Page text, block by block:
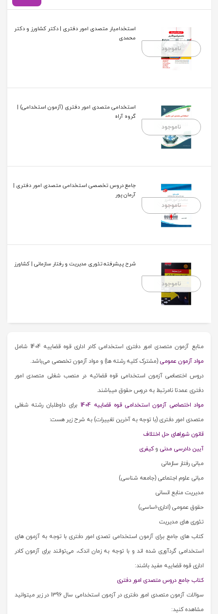
ناموجود
استخدامیار متصدی امور دفتری | دکتر کشاورز و دکتر
محمدی
ناموجود
استخدامی متصدی امور دفتری (آزمون استخدامی) |
گروه آراه
ناموجود
جامع دروس تخصصی استخدامی متصدی امور دفتری |
آرمان پور
ناموجود
شرح پیشرفته تئوری مدیریت و رفتار سازمانی | کشاورز
منابع آزمون متصدی امور دفتری استخدامی کادر اداری قوه قضاییه 1404 شامل
مواد آزمون عمومی (مشترک کلیه رشته ها) و مواد آزمون تخصصی می‌باشد.
دروس اختصاصی آزمون استخدامی قوه قضائیه در منصب شغلی متصدی امور
دفتری عمدتا نامرتبط به دروس حقوق می‎باشند.
مواد اختصاصی آزمون استخدامی قوه قضاییه 1404
برای داوطلبان رشته شغلی
متصدی امور دفتری (با توجه به آخرین تغییرات) به شرح زیر هست:
قانون شوراهای حل اختلاف
آیین دادرسی مدنی وکیفری
مبانی رفتار سازمانی
مبانی علوم اجتماعی (جامعه شناسی)
مدیریت منابع انسانی
حقوق عمومی (اداری-اساسی)
تئوری های مدیریت
کتاب های جامع برای آزمون استخدامی تصدی امور دفتری با توجه به آزمون های
استخدامی گردآوری شده اند و با توجه به زمان اندک، می‌توانند برای آزمون کادر
اداری قوه قضاییه مفید باشند:
کتاب جامع دروس متصدی امور دفتری
سوالات آزمون متصدی امور دفتری در آزمون استخدامی سال 1396 در زیر می‎توانید
مشاهده کنید: